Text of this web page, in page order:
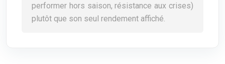
performer hors saison, résistance aux crises)
plutôt que son seul rendement affiché.